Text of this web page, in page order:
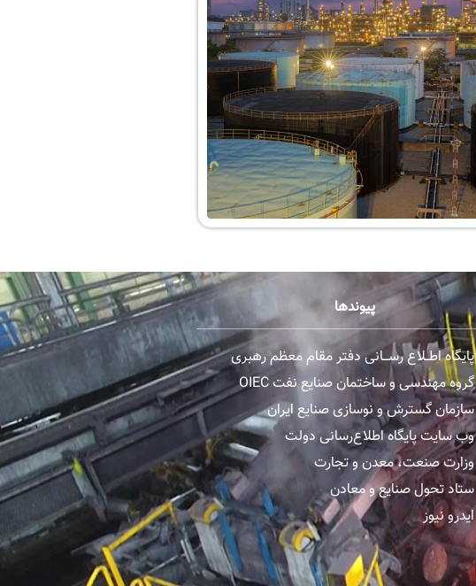
پیوندها
پایگاه اطــلاع رســـانی دفتر مقام معظم رهبری
گروه مهندسی و ساختمان صنایع نفت OIEC
سازمان گسترش و نوسازی صنایع ایران
وب سایت پایگاه اطلاع‌رسانی دولت
وزارت صنعت، معدن و تجارت
ستاد تحول صنایع و معادن
ایدرو نیوز